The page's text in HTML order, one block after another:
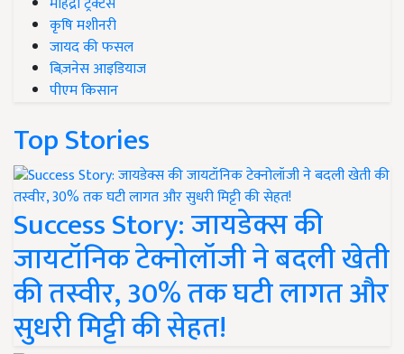
कृषि मशीनरी
जायद की फसल
बिज़नेस आइडियाज
पीएम किसान
Top Stories
Success Story: जायडेक्स की
जायटॉनिक टेक्नोलॉजी ने बदली खेती
की तस्वीर, 30% तक घटी लागत और
सुधरी मिट्टी की सेहत!